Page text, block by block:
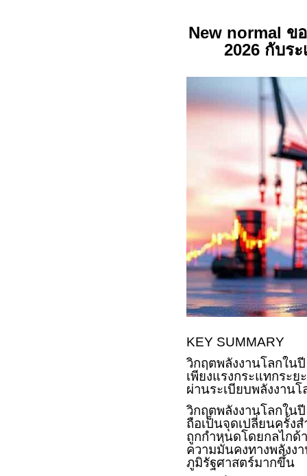
New normal ข
2026 กับร
KEY SUMMARY
วิกฤตพลังงานโลกใน
เพียงแรงกระแทกระ
ผ่านระเบียบพลังงานโ
วิกฤตพลังงานโลกใน
ถือเป็นจุดเปลี่ยนครั้ง
ถูกกำหนดโดยกลไกด้
ความมั่นคงทางพลังง
ภูมิรัฐศาสตร์มากขึ้น